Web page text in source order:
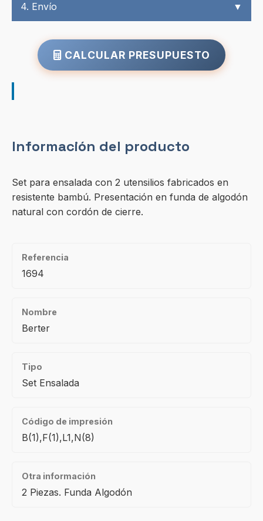
4. Envío ▼
CALCULAR PRESUPUESTO
Información del producto
Set para ensalada con 2 utensilios fabricados en
resistente bambú. Presentación en funda de algodón
natural con cordón de cierre.
Referencia
1694
Nombre
Berter
Tipo
Set Ensalada
Código de impresión
B(1),F(1),L1,N(8)
Otra información
2 Piezas. Funda Algodón